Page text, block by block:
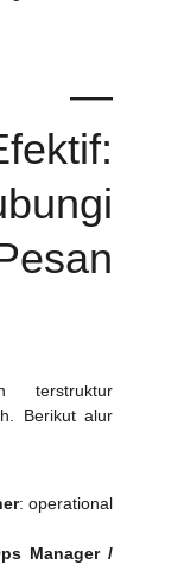
—
terstruktur
Berikut alur
: operational
Manager /